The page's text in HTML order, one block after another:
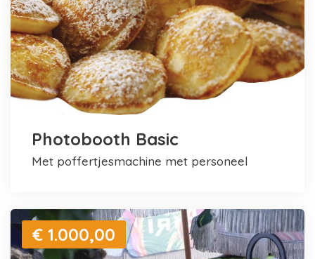
Photobooth Basic
met poffertjesmachine met personeel
€ 1.000,00